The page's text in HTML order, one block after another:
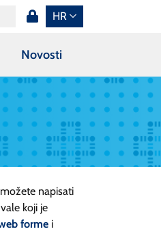
HR
Novosti
napisati
koji je
forme i